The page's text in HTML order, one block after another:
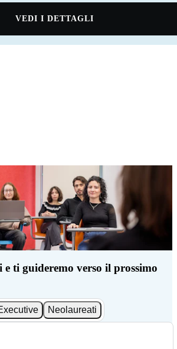
VEDI I DETTAGLI
e ti guideremo verso il prossimo
Neolaureati